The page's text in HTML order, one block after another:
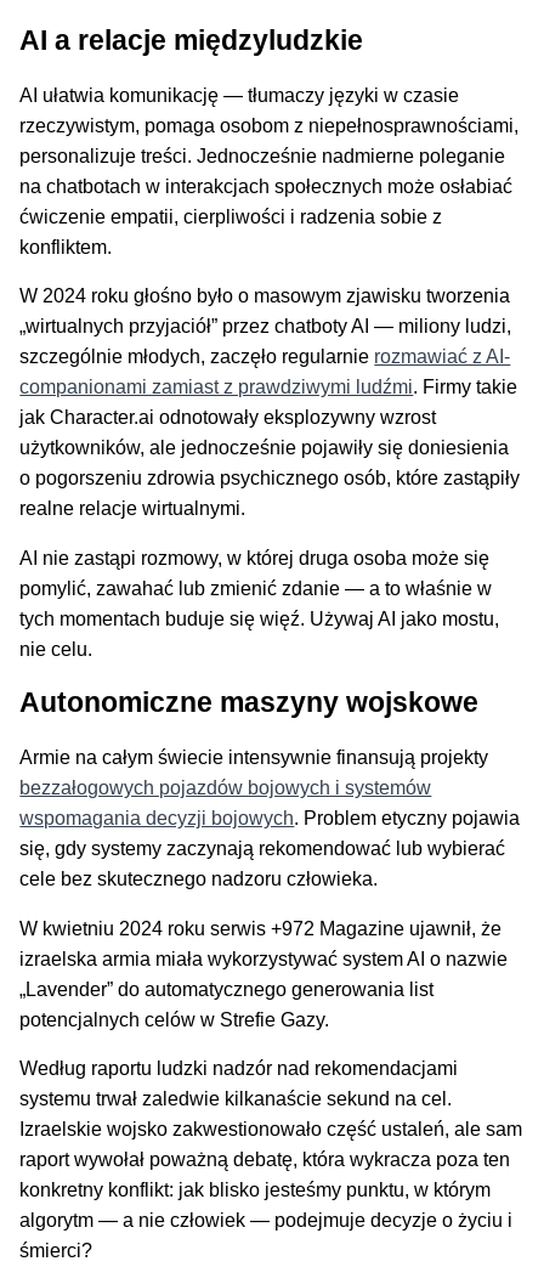
AI a relacje międzyludzkie
AI ułatwia komunikację — tłumaczy języki w czasie
rzeczywistym, pomaga osobom z niepełnosprawnościami,
personalizuje treści. Jednocześnie nadmierne poleganie
na chatbotach w interakcjach społecznych może osłabiać
ćwiczenie empatii, cierpliwości i radzenia sobie z
konfliktem.
W 2024 roku głośno było o masowym zjawisku tworzenia
„wirtualnych przyjaciół” przez chatboty AI — miliony ludzi,
szczególnie młodych, zaczęło regularnie rozmawiać z AI-
companionami zamiast z prawdziwymi ludźmi. Firmy takie
jak Character.ai odnotowały eksplozywny wzrost
użytkowników, ale jednocześnie pojawiły się doniesienia
o pogorszeniu zdrowia psychicznego osób, które zastąpiły
realne relacje wirtualnymi.
AI nie zastąpi rozmowy, w której druga osoba może się
pomylić, zawahać lub zmienić zdanie — a to właśnie w
tych momentach buduje się więź. Używaj AI jako mostu,
nie celu.
Autonomiczne maszyny wojskowe
Armie na całym świecie intensywnie finansują projekty
bezzałogowych pojazdów bojowych i systemów
wspomagania decyzji bojowych. Problem etyczny pojawia
się, gdy systemy zaczynają rekomendować lub wybierać
cele bez skutecznego nadzoru człowieka.
W kwietniu 2024 roku serwis +972 Magazine ujawnił, że
izraelska armia miała wykorzystywać system AI o nazwie
„Lavender” do automatycznego generowania list
potencjalnych celów w Strefie Gazy.
Według raportu ludzki nadzór nad rekomendacjami
systemu trwał zaledwie kilkanaście sekund na cel.
Izraelskie wojsko zakwestionowało część ustaleń, ale sam
raport wywołał poważną debatę, która wykracza poza ten
konkretny konflikt: jak blisko jesteśmy punktu, w którym
algorytm — a nie człowiek — podejmuje decyzje o życiu i
śmierci?